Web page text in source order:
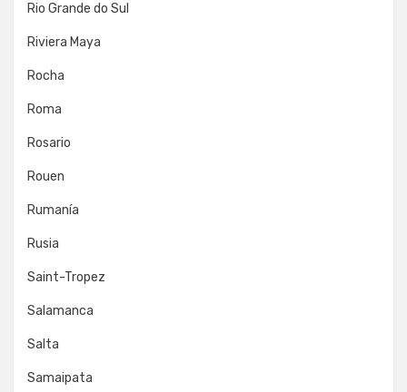
Rio Grande do Sul
Riviera Maya
Rocha
Roma
Rosario
Rouen
Rumanía
Rusia
Saint-Tropez
Salamanca
Salta
Samaipata